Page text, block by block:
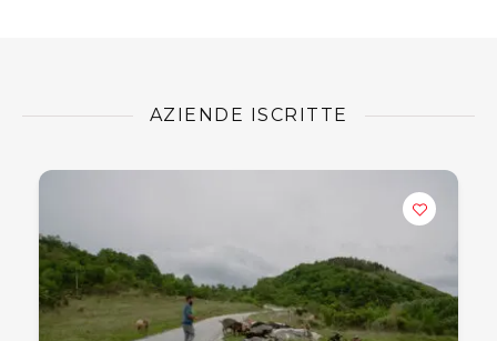
AZIENDE ISCRITTE